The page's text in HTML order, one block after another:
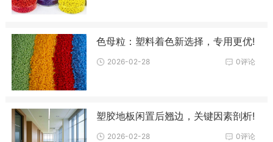
色母粒：塑料着色新选择，专用更优!
0评论
2026-02-28
塑胶地板闲置后翘边，关键因素剖析!
0评论
2026-02-28